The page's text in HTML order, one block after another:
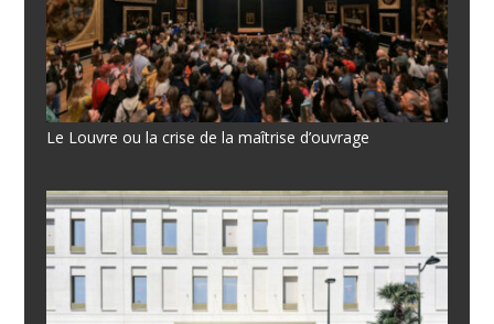
Le Louvre ou la crise de la maîtrise d’ouvrage